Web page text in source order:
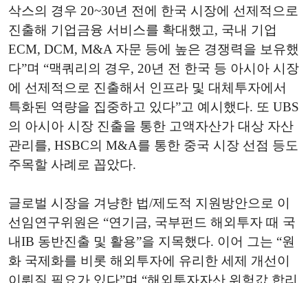
삭스의 경우 20~30년 전에 한국 시장에 선제적으로
진출해 기업금융 서비스를 확대했고, 국내 기업
ECM, DCM, M&A 자문 등에 높은 경쟁력을 보유했
다”며 “맥쿼리의 경우, 20년 전 한국 등 아시아 시장
에 선제적으로 진출해서 인프라 및 대체투자에서
특화된 역량을 집중하고 있다”고 예시했다. 또 UBS
의 아시아 시장 진출을 통한 고액자산가 대상 자산
관리를, HSBC의 M&A를 통한 중국 시장 선점 등도
주목할 사례로 꼽았다.
글로벌 시장을 겨냥한 법/제도적 지원방안으로 이
선임연구위원은 “연기금, 국부펀드 해외투자 때 국
내IB 동반진출 및 활용”을 지목했다. 이어 그는 “원
화 국제화를 비롯 해외투자에 유리한 세제 개선이
이뤄질 필요가 있다”며 “해외투자자산 위험값 합리